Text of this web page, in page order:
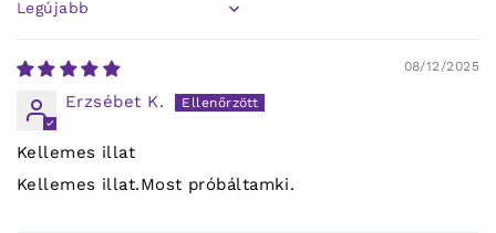
Sort by
08/12/2025
Erzsébet K.
Kellemes illat
Kellemes illat.Most próbáltamki.